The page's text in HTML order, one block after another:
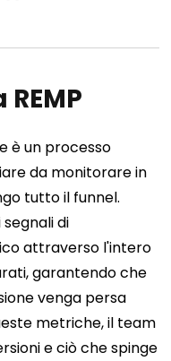
è un processo
da monitorare in
tutto il funnel.
di
attraverso l'intero
garantendo che
venga persa
metriche, il team
e ciò che spinge